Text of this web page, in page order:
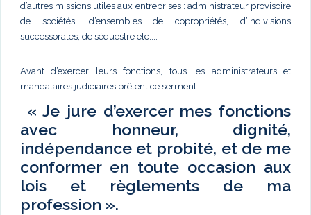
d’autres missions utiles aux entreprises : administrateur provisoire
de sociétés, d’ensembles de copropriétés, d’indivisions
successorales, de séquestre etc....
Avant d’exercer leurs fonctions, tous les administrateurs et
mandataires judiciaires prêtent ce serment :
« Je jure d’exercer mes fonctions
avec honneur, dignité,
indépendance et probité, et de me
conformer en toute occasion aux
lois et règlements de ma
profession ».